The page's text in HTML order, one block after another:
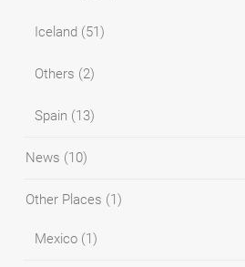
Iceland (51)
Others (2)
Spain (13)
News (10)
Other Places (1)
Mexico (1)